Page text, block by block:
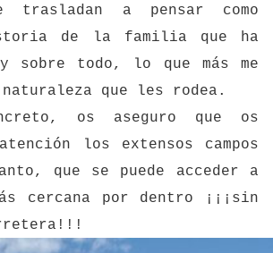
trasladan a pensar como
de la familia que ha
todo, lo que más me
que les rodea.
os aseguro que os
los extensos campos
que se puede acceder a
cercana por dentro ¡¡¡sin